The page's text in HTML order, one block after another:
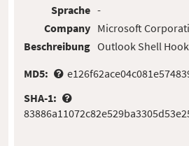
Sprache
Company
Beschreibung
-
Microsoft
Outlook Shell
MD5:
SHA-1: